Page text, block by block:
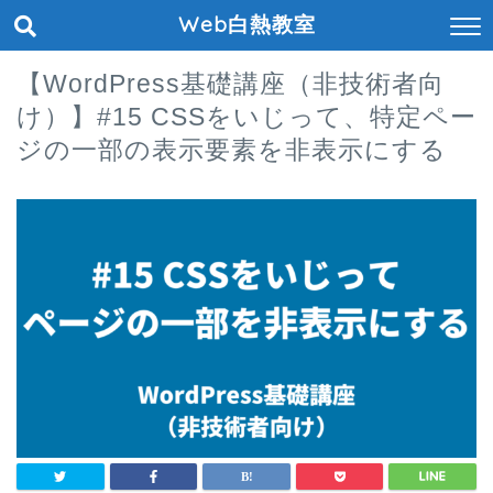
Web白熱教室
【WordPress基礎講座（非技術者向
け）】#15 CSSをいじって、特定ペー
ジの一部の表示要素を非表示にする